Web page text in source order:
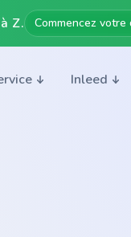
Z. Commencez
Inleed